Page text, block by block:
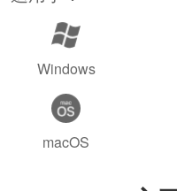
Windows
macOS